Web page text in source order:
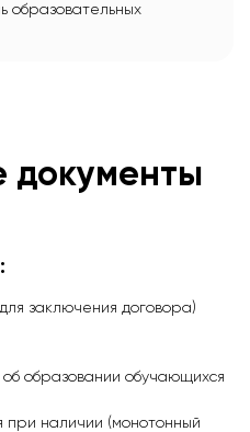
образовательных
документы
заключения договора)
образовании обучающихся
при наличии (монотонный